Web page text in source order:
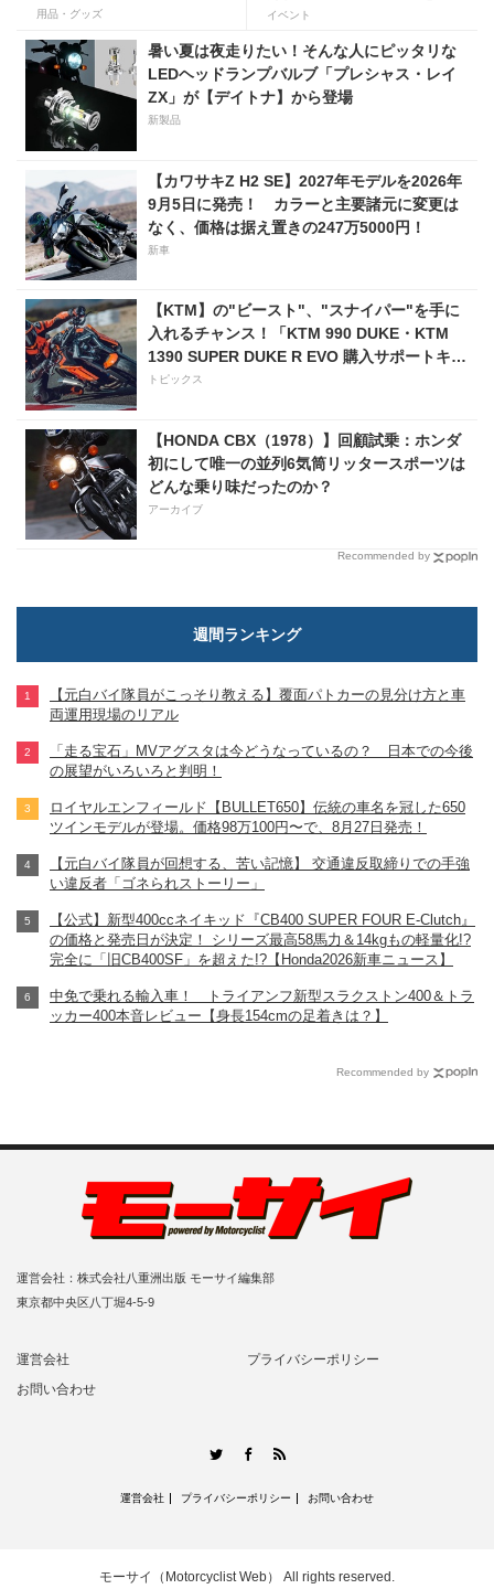
ツーリングにも安心の大容量
ツアーバッグ〜
用品・グッズ
東京・秋葉原で開催！
イベント
暑い夏は夜走りたい！そんな人にピッタリな
LEDヘッドランプバルブ「プレシャス・レイ
ZX」が【デイトナ】から登場
新製品
【カワサキZ H2 SE】2027年モデルを2026年
9月5日に発売！ カラーと主要諸元に変更は
なく、価格は据え置きの247万5000円！
新車
【KTM】の"ビースト"、"スナイパー"を手に
入れるチャンス！「KTM 990 DUKE・KTM
1390 SUPER DUKE R EVO 購入サポートキャ
ンペーン」
トピックス
【HONDA CBX（1978）】回顧試乗：ホンダ
初にして唯一の並列6気筒リッタースポーツは
どんな乗り味だったのか？
アーカイブ
Recommended by
週間ランキング
【元白バイ隊員がこっそり教える】覆面パトカーの見分け方と車
両運用現場のリアル
「走る宝石」MVアグスタは今どうなっているの？ 日本での今後
の展望がいろいろと判明！
ロイヤルエンフィールド【BULLET650】伝統の車名を冠した650
ツインモデルが登場。価格98万100円〜で、8月27日発売！
【元白バイ隊員が回想する、苦い記憶】 交通違反取締りでの手強
い違反者「ゴネられストーリー」
【公式】新型400ccネイキッド『CB400 SUPER FOUR E-Clutch』
の価格と発売日が決定！ シリーズ最高58馬力＆14kgもの軽量化!?
完全に「旧CB400SF」を超えた!?【Honda2026新車ニュース】
中免で乗れる輸入車！ トライアンフ新型スラクストン400＆トラ
ッカー400本音レビュー【身長154cmの足着きは？】
Recommended by
運営会社：株式会社八重洲出版 モーサイ編集部
東京都中央区八丁堀4-5-9
運営会社
プライバシーポリシー
お問い合わせ
TwitterFacebook
運営会社 プライバシーポリシー お問い合わせ
モーサイ（Motorcyclist Web） All rights reserved.